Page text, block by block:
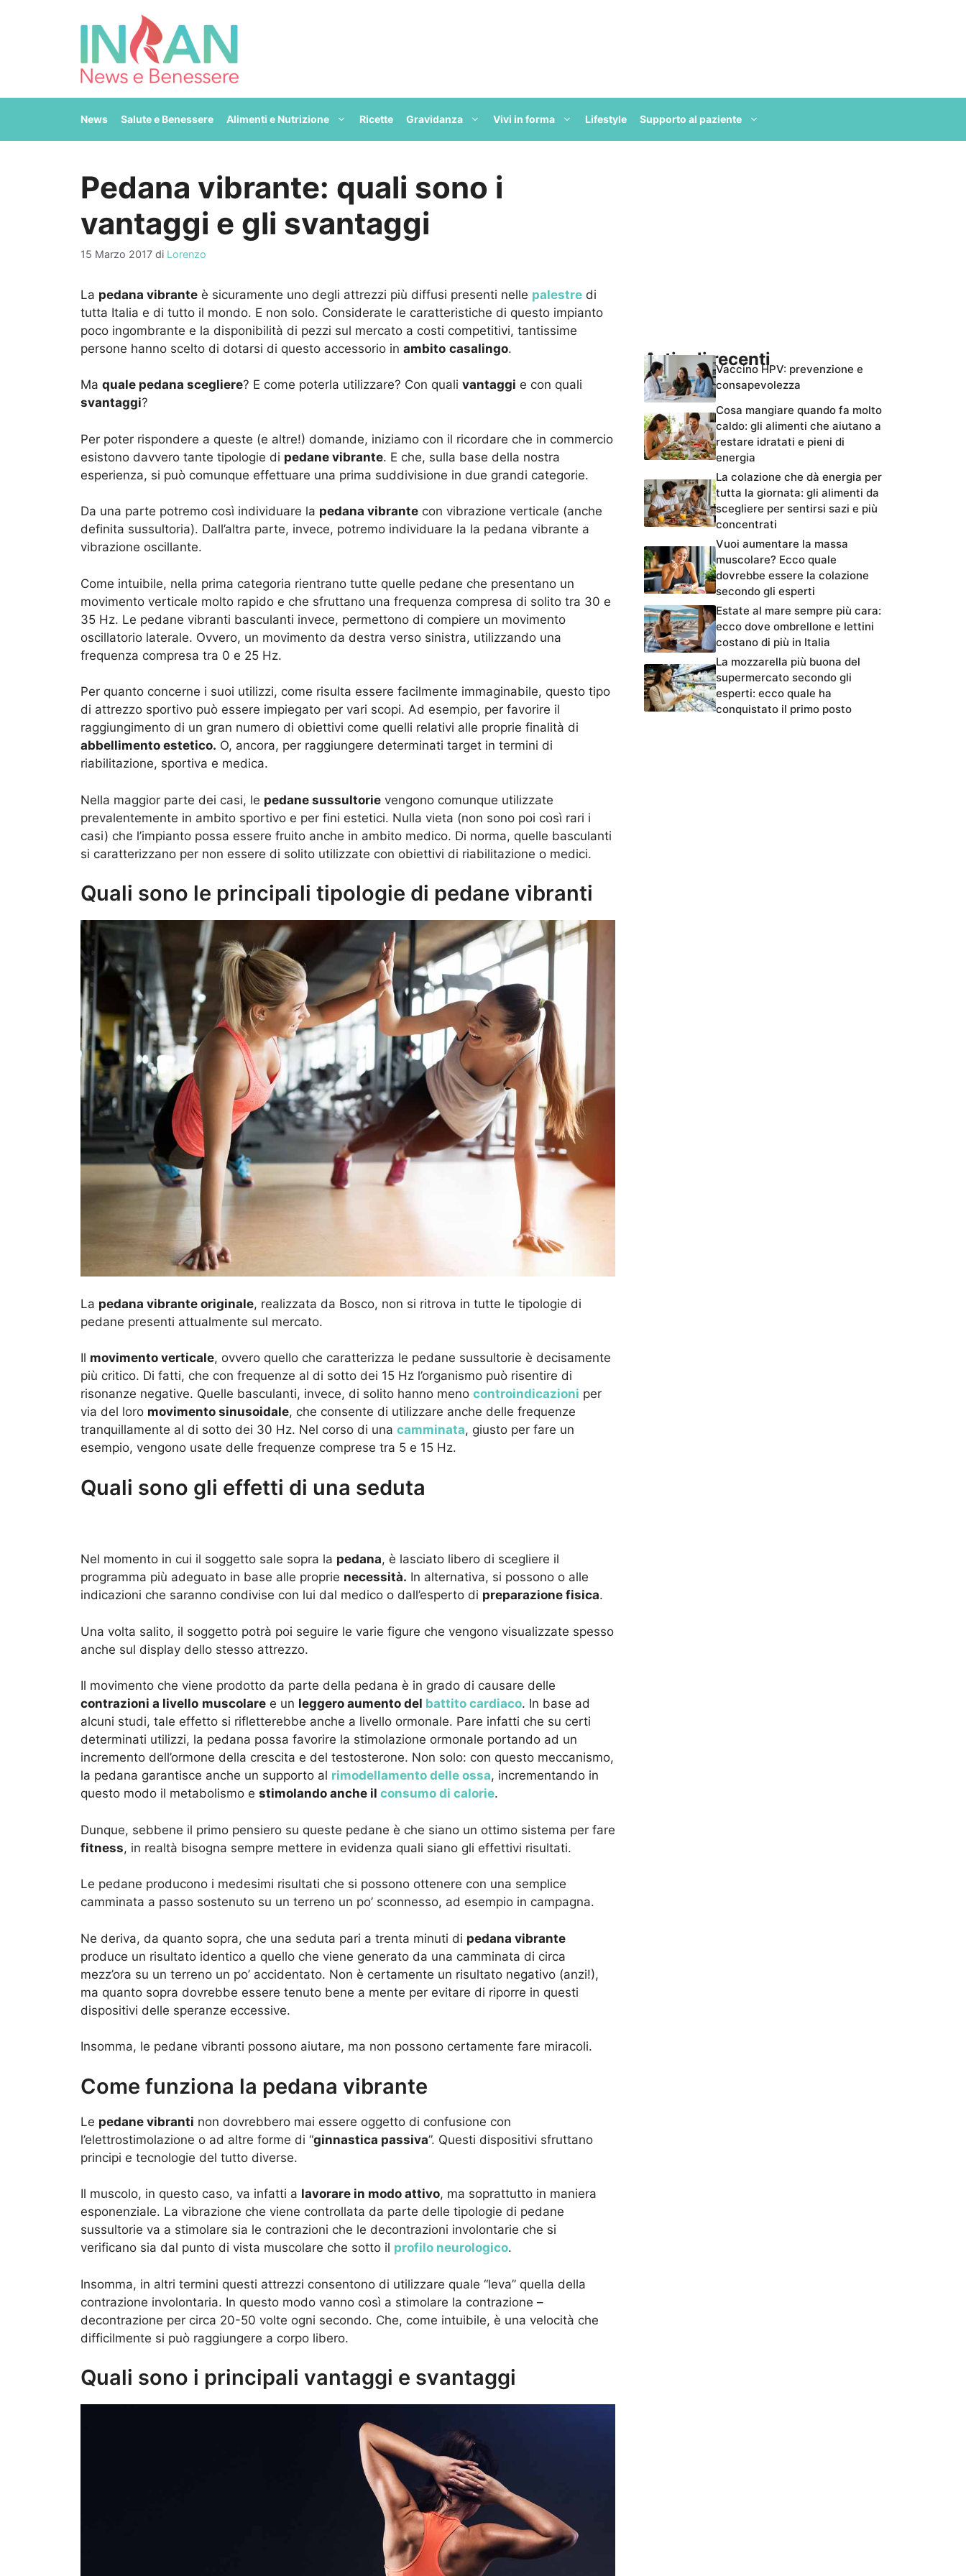
News Salute e Benessere Alimenti e Nutrizione Ricette Gravidanza Vivi in forma Lifestyle Supporto al paziente
Pedana vibrante: quali sono i
vantaggi e gli svantaggi
15 Marzo 2017 di Lorenzo
La pedana vibrante è sicuramente uno degli attrezzi più diffusi presenti nelle palestre di
tutta Italia e di tutto il mondo. E non solo. Considerate le caratteristiche di questo impianto
poco ingombrante e la disponibilità di pezzi sul mercato a costi competitivi, tantissime
persone hanno scelto di dotarsi di questo accessorio in ambito casalingo.
Ma quale pedana scegliere? E come poterla utilizzare? Con quali vantaggi e con quali
svantaggi?
Per poter rispondere a queste (e altre!) domande, iniziamo con il ricordare che in commercio
esistono davvero tante tipologie di pedane vibrante. E che, sulla base della nostra
esperienza, si può comunque effettuare una prima suddivisione in due grandi categorie.
Da una parte potremo così individuare la pedana vibrante con vibrazione verticale (anche
definita sussultoria). Dall’altra parte, invece, potremo individuare la la pedana vibrante a
vibrazione oscillante.
Come intuibile, nella prima categoria rientrano tutte quelle pedane che presentano un
movimento verticale molto rapido e che sfruttano una frequenza compresa di solito tra 30 e
35 Hz. Le pedane vibranti basculanti invece, permettono di compiere un movimento
oscillatorio laterale. Ovvero, un movimento da destra verso sinistra, utilizzando una
frequenza compresa tra 0 e 25 Hz.
Per quanto concerne i suoi utilizzi, come risulta essere facilmente immaginabile, questo tipo
di attrezzo sportivo può essere impiegato per vari scopi. Ad esempio, per favorire il
raggiungimento di un gran numero di obiettivi come quelli relativi alle proprie finalità di
abbellimento estetico. O, ancora, per raggiungere determinati target in termini di
riabilitazione, sportiva e medica.
Nella maggior parte dei casi, le pedane sussultorie vengono comunque utilizzate
prevalentemente in ambito sportivo e per fini estetici. Nulla vieta (non sono poi così rari i
casi) che l’impianto possa essere fruito anche in ambito medico. Di norma, quelle basculanti
si caratterizzano per non essere di solito utilizzate con obiettivi di riabilitazione o medici.
Quali sono le principali tipologie di pedane vibranti
La pedana vibrante originale, realizzata da Bosco, non si ritrova in tutte le tipologie di
pedane presenti attualmente sul mercato.
Il movimento verticale, ovvero quello che caratterizza le pedane sussultorie è decisamente
più critico. Di fatti, che con frequenze al di sotto dei 15 Hz l’organismo può risentire di
risonanze negative. Quelle basculanti, invece, di solito hanno meno controindicazioni per
via del loro movimento sinusoidale, che consente di utilizzare anche delle frequenze
tranquillamente al di sotto dei 30 Hz. Nel corso di una camminata, giusto per fare un
esempio, vengono usate delle frequenze comprese tra 5 e 15 Hz.
Quali sono gli effetti di una seduta
Nel momento in cui il soggetto sale sopra la pedana, è lasciato libero di scegliere il
programma più adeguato in base alle proprie necessità. In alternativa, si possono o alle
indicazioni che saranno condivise con lui dal medico o dall’esperto di preparazione fisica.
Una volta salito, il soggetto potrà poi seguire le varie figure che vengono visualizzate spesso
anche sul display dello stesso attrezzo.
Il movimento che viene prodotto da parte della pedana è in grado di causare delle
contrazioni a livello muscolare e un leggero aumento del battito cardiaco. In base ad
alcuni studi, tale effetto si rifletterebbe anche a livello ormonale. Pare infatti che su certi
determinati utilizzi, la pedana possa favorire la stimolazione ormonale portando ad un
incremento dell’ormone della crescita e del testosterone. Non solo: con questo meccanismo,
la pedana garantisce anche un supporto al rimodellamento delle ossa, incrementando in
questo modo il metabolismo e stimolando anche il consumo di calorie.
Dunque, sebbene il primo pensiero su queste pedane è che siano un ottimo sistema per fare
fitness, in realtà bisogna sempre mettere in evidenza quali siano gli effettivi risultati.
Le pedane producono i medesimi risultati che si possono ottenere con una semplice
camminata a passo sostenuto su un terreno un po’ sconnesso, ad esempio in campagna.
Ne deriva, da quanto sopra, che una seduta pari a trenta minuti di pedana vibrante
produce un risultato identico a quello che viene generato da una camminata di circa
mezz’ora su un terreno un po’ accidentato. Non è certamente un risultato negativo (anzi!),
ma quanto sopra dovrebbe essere tenuto bene a mente per evitare di riporre in questi
dispositivi delle speranze eccessive.
Insomma, le pedane vibranti possono aiutare, ma non possono certamente fare miracoli.
Come funziona la pedana vibrante
Le pedane vibranti non dovrebbero mai essere oggetto di confusione con
l’elettrostimolazione o ad altre forme di “ginnastica passiva”. Questi dispositivi sfruttano
principi e tecnologie del tutto diverse.
Il muscolo, in questo caso, va infatti a lavorare in modo attivo, ma soprattutto in maniera
esponenziale. La vibrazione che viene controllata da parte delle tipologie di pedane
sussultorie va a stimolare sia le contrazioni che le decontrazioni involontarie che si
verificano sia dal punto di vista muscolare che sotto il profilo neurologico.
Insomma, in altri termini questi attrezzi consentono di utilizzare quale “leva” quella della
contrazione involontaria. In questo modo vanno così a stimolare la contrazione –
decontrazione per circa 20-50 volte ogni secondo. Che, come intuibile, è una velocità che
difficilmente si può raggiungere a corpo libero.
Quali sono i principali vantaggi e svantaggi
Articoli recentiVaccino HPV: prevenzione e
consapevolezza
Cosa mangiare quando fa molto
caldo: gli alimenti che aiutano a
restare idratati e pieni di
energia
La colazione che dà energia per
tutta la giornata: gli alimenti da
scegliere per sentirsi sazi e più
concentrati
Vuoi aumentare la massa
muscolare? Ecco quale
dovrebbe essere la colazione
secondo gli esperti
Estate al mare sempre più cara:
ecco dove ombrellone e lettini
costano di più in Italia
La mozzarella più buona del
supermercato secondo gli
esperti: ecco quale ha
conquistato il primo posto